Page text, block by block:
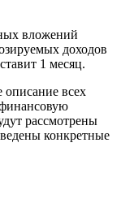
вложений
доходов
1 месяц.
описание всех
рассмотрены
конкретные